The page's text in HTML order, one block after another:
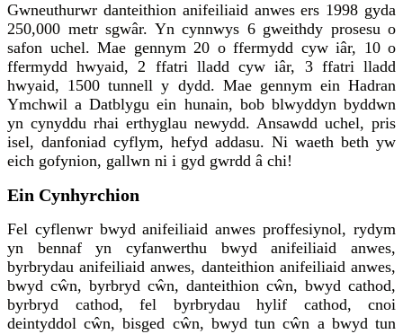
Gwneuthurwr danteithion anifeiliaid anwes ers 1998 gyda
250,000 metr sgwâr. Yn cynnwys 6 gweithdy prosesu o
safon uchel. Mae gennym 20 o ffermydd cyw iâr, 10 o
ffermydd hwyaid, 2 ffatri lladd cyw iâr, 3 ffatri lladd
hwyaid, 1500 tunnell y dydd. Mae gennym ein Hadran
Ymchwil a Datblygu ein hunain, bob blwyddyn byddwn
yn cynyddu rhai erthyglau newydd. Ansawdd uchel, pris
isel, danfoniad cyflym, hefyd addasu. Ni waeth beth yw
eich gofynion, gallwn ni i gyd gwrdd â chi!
Ein Cynhyrchion
Fel cyflenwr bwyd anifeiliaid anwes proffesiynol, rydym
yn bennaf yn cyfanwerthu bwyd anifeiliaid anwes,
byrbrydau anifeiliaid anwes, danteithion anifeiliaid anwes,
bwyd cŵn, byrbryd cŵn, danteithion cŵn, bwyd cathod,
byrbryd cathod, fel byrbrydau hylif cathod, cnoi
deintyddol cŵn, bisged cŵn, bwyd tun cŵn a bwyd tun